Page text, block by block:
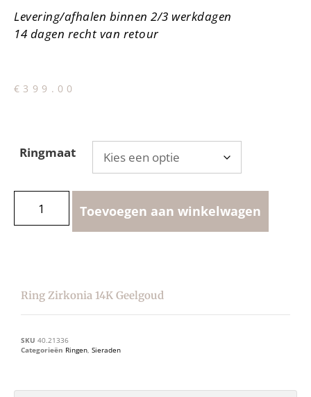
Levering/afhalen binnen 2/3 werkdagen
14 dagen recht van retour
€ 399.00
Ringmaat
Toevoegen aan winkelwagen
Ring Zirkonia 14K Geelgoud
SKU 40.21336
Categorieën Ringen, Sieraden